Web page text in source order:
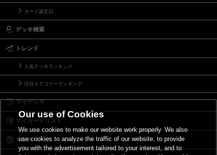
カード誕生日
デッキ検索
トレンド
人気デッキランキング
注目カテゴリーランキング
マイデッキ
マイカードリスト
Ｑ＆Ａ
Our use of Cookies
We use cookies to make our website work properly. We also
use cookies to analyze the traffic of our website, to provide
you with the advertisement tailored to your interest, and to